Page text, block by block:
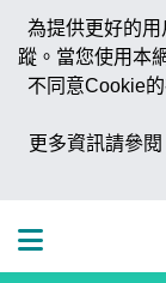
為提供更好的
蹤。當您使用本
不同意Cookie
更多資訊請參閱